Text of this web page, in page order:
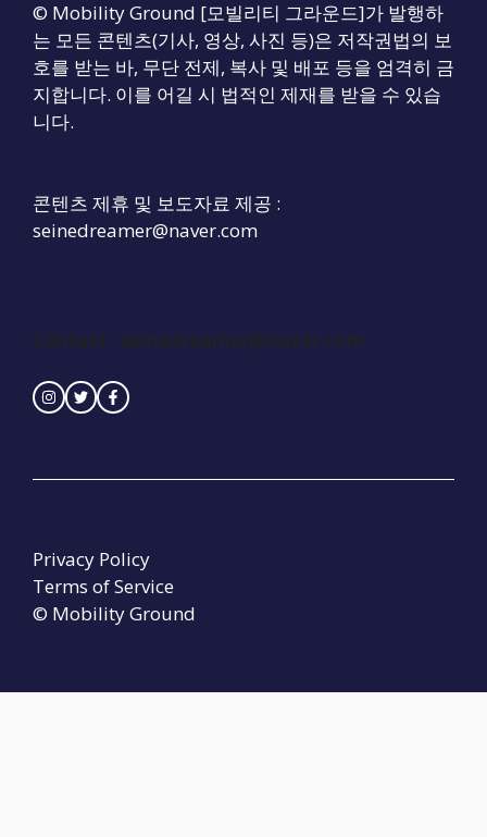
© Mobility Ground [모빌리티 그라운드]가 발행하
는 모든 콘텐츠(기사, 영상, 사진 등)은 저작권법의 보
호를 받는 바, 무단 전제, 복사 및 배포 등을 엄격히 금
지합니다. 이를 어길 시 법적인 제재를 받을 수 있습
니다.
콘텐츠 제휴 및 보도자료 제공 :
seinedreamer@naver.com
Contact : seinedreamer@naver.com
© Mobility Ground
Privacy Policy
Terms of Service